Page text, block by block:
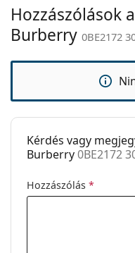
Ez orvostechnikai
használati útmutatót.
Állítható
orrpárna:
Kiegészítők
Igen
Tisztítókendő:
Egyéb
Nem:
Kategória:
Márka:
Hozzászólások
Burberry 0BE2172
Kérdés vagy
Burberry0BE2172
Hozzászólás *